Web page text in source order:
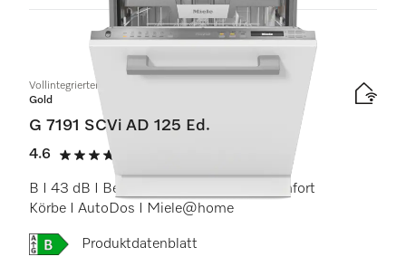
82 Produkte
Vollintegrierter Geschirrspüler
Gold
G 7191 SCVi AD 125 Ed.
4.6
4.6 Sterne von 5
B I 43 dB I Besteckschublade I ExtraComfort
Körbe I AutoDos I Miele@home
Onlinelabel Image, Energielabel
Produktdatenblatt